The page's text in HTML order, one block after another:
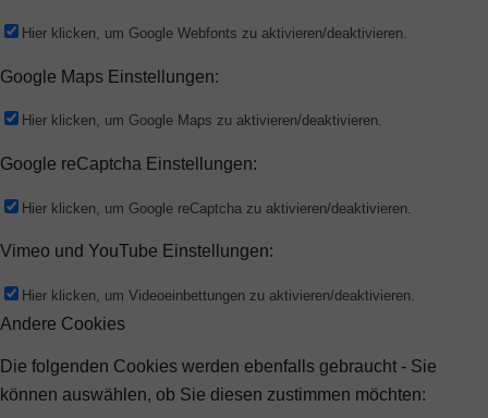
Hier klicken, um Google Webfonts zu aktivieren/deaktivieren.
Google Maps Einstellungen:
Hier klicken, um Google Maps zu aktivieren/deaktivieren.
Google reCaptcha Einstellungen:
Hier klicken, um Google reCaptcha zu aktivieren/deaktivieren.
Vimeo und YouTube Einstellungen:
Hier klicken, um Videoeinbettungen zu aktivieren/deaktivieren.
Andere Cookies
Die folgenden Cookies werden ebenfalls gebraucht - Sie
können auswählen, ob Sie diesen zustimmen möchten: